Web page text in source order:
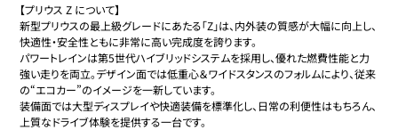
【プリウス Z について】
新型プリウスの最上級グレードにあたる「Z」は、内外装の質感が大幅に向上し、
快適性・安全性ともに非常に高い完成度を誇ります。
パワートレインは第5世代ハイブリッドシステムを採用し、優れた燃費性能と力
強い走りを両立。デザイン面では低重心＆ワイドスタンスのフォルムにより、従来
の“エコカー”のイメージを一新しています。
装備面では大型ディスプレイや快適装備を標準化し、日常の利便性はもちろん、
上質なドライブ体験を提供する一台です。